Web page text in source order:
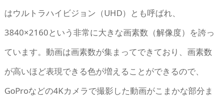
はウルトラハイビジョン（UHD）とも呼ばれ、
3840×2160という非常に大きな画素数（解像度）を誇っ
ています。動画は画素数が集まってできており、画素数
が高いほど表現できる色が増えることができるので、
GoProなどの4Kカメラで撮影した動画がこまかな部分ま